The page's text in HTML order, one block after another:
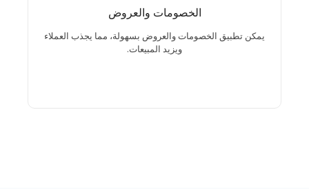
الخصومات والعروض
يمكن تطبيق الخصومات والعروض بسهولة، مما يجذب العملاء
ويزيد المبيعات.
يمكن تطبيق الخصومات والعروض بسهولة، مما يجذب